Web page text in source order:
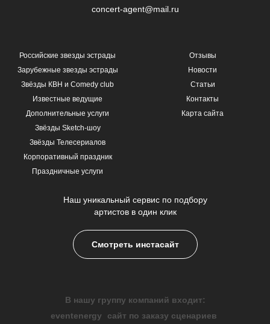
concert-agent@mail.ru
Российские звезды эстрады
Зарубежные звезды эстрады
Звёзды КВН и Comedy club
Известные ведущие
Дополнительные услуги
Звёзды Sketch-шоу
Звёзды Телесериалов
Корпоративный праздник
Праздничные услуги
Отзывы
Новости
Статьи
Контакты
Карта сайта
Наш уникальный сервис по подбору
артистов в один клик
Смотреть инстасайт
В нашу группу компаний входит:
eventenergy
сайт по заказу сценариев